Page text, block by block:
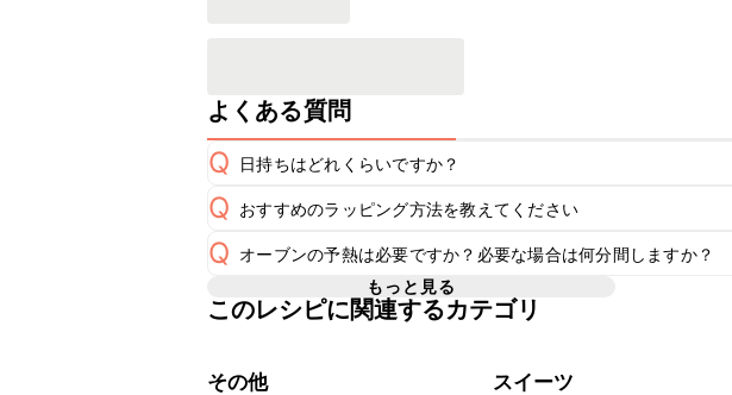
よくある質問
Q 日持ちはどれくらいですか？
A
保存期間は常温で2~3日が目安です。なるべくお早めにお召し上
※日持ちは目安です。こちら
Q おすすめのラッピング方法を教えてください
A
Q オーブンの予熱は必要ですか？必要な場合は何分間しますか？
A
レシピでは180℃に予熱したオーブンで焼き上げています。オー
もっと見る
このレシピに関連するカテゴリ
その他 スイーツ